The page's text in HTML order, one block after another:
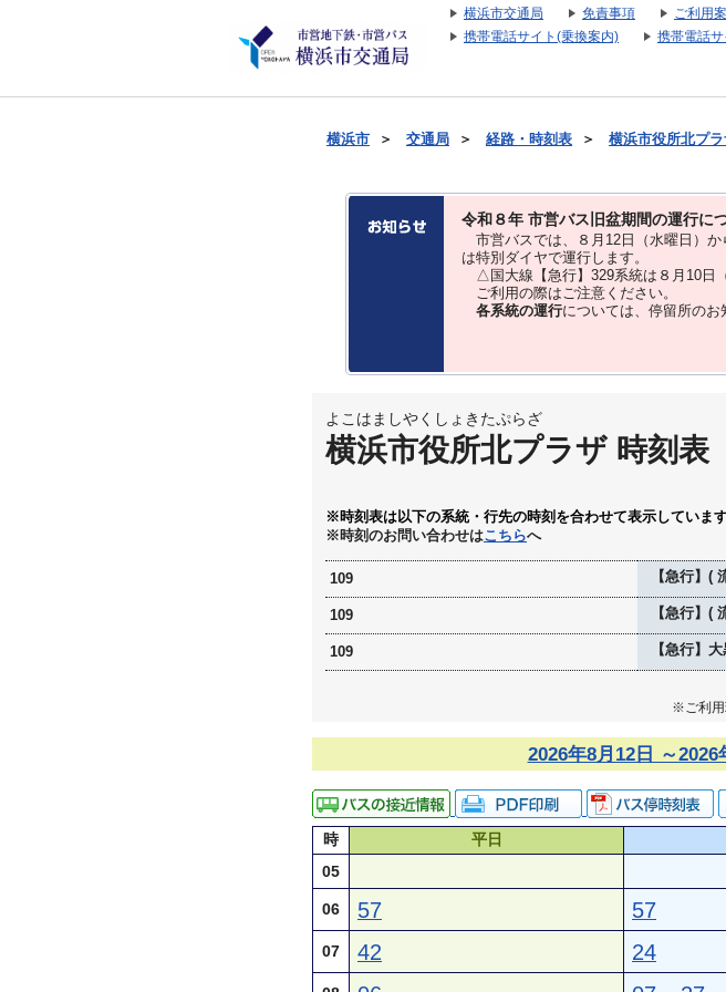
横浜市交通局 免責事項 ご利用
携帯電話サイト(乗換案内)
携帯電話
横浜市 ＞ 交通局 ＞ 経路・時刻表 ＞ 横浜市役所北プ
令和８年 市営バス旧盆期間の運行に
市営バスでは、８⽉12⽇（水曜日）か
は特別ダイヤで運⾏します。
△国大線【急行】329系統は８月10日
ご利用の際はご注意ください。
各系統の運行については、停留所のお
よこはましやくしょきたぷらざ
横浜市役所北プラザ 時刻表
※時刻表は以下の系統・行先の時刻を合わせて表示していま
※時刻のお問い合わせはこちらへ
109 【急行】(
109 【急行】(
109 【急行】
※ご利用
2026年8月12日 ～
時 平日
05
06 57 57
07 42 24